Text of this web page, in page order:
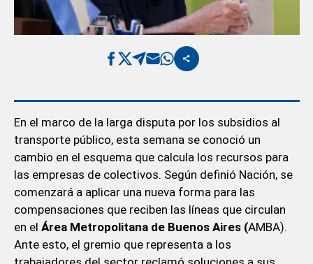
En el marco de la larga disputa por los subsidios al
transporte público, esta semana se conoció un
cambio en el esquema que calcula los recursos para
las empresas de colectivos. Según definió Nación, se
comenzará a aplicar una nueva forma para las
compensaciones que reciben las líneas que circulan
en el Área Metropolitana de Buenos Aires (AMBA).
Ante esto, el gremio que representa a los